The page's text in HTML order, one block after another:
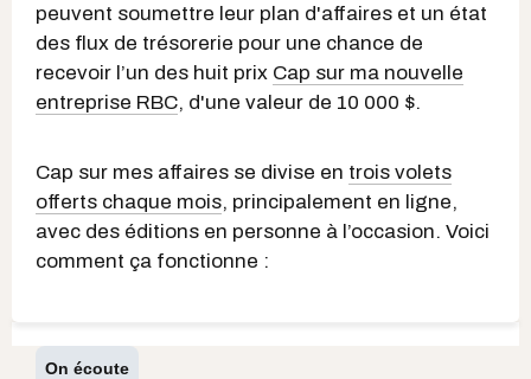
peuvent soumettre leur plan d'affaires et un état
des flux de trésorerie pour une chance de
recevoir l’un des huit prix Cap sur ma nouvelle
entreprise RBC, d'une valeur de 10 000 $.
Cap sur mes affaires se divise en trois volets
offerts chaque mois, principalement en ligne,
avec des éditions en personne à l’occasion. Voici
comment ça fonctionne :
On écoute